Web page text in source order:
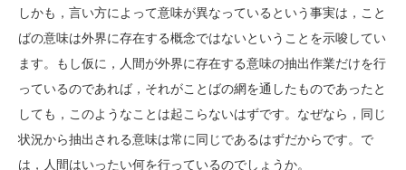
しかも，言い方によって意味が異なっているという事実は，こと
ばの意味は外界に存在する概念ではないということを示唆してい
ます。もし仮に，人間が外界に存在する意味の抽出作業だけを行
っているのであれば，それがことばの網を通したものであったと
しても，このようなことは起こらないはずです。なぜなら，同じ
状況から抽出される意味は常に同じであるはずだからです。で
は，人間はいったい何を行っているのでしょうか。